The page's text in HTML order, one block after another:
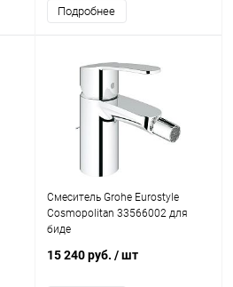
Подробнее
Смеситель Grohe Eurostyle
Cosmopolitan 33566002 для
биде
15 240 руб. / шт